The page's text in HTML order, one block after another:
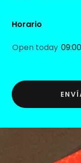
Horario
Open today